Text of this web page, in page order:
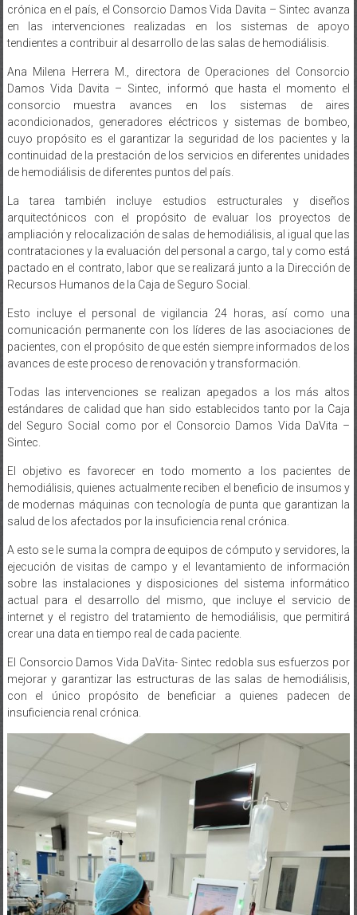
crónica en el país, el Consorcio Damos Vida Davita – Sintec avanza
en las intervenciones realizadas en los sistemas de apoyo
tendientes a contribuir al desarrollo de las salas de hemodiálisis.
Ana Milena Herrera M., directora de Operaciones del Consorcio
Damos Vida Davita – Sintec, informó que hasta el momento el
consorcio muestra avances en los sistemas de aires
acondicionados, generadores eléctricos y sistemas de bombeo,
cuyo propósito es el garantizar la seguridad de los pacientes y la
continuidad de la prestación de los servicios en diferentes unidades
de hemodiálisis de diferentes puntos del país.
La tarea también incluye estudios estructurales y diseños
arquitectónicos con el propósito de evaluar los proyectos de
ampliación y relocalización de salas de hemodiálisis, al igual que las
contrataciones y la evaluación del personal a cargo, tal y como está
pactado en el contrato, labor que se realizará junto a la Dirección de
Recursos Humanos de la Caja de Seguro Social.
Esto incluye el personal de vigilancia 24 horas, así como una
comunicación permanente con los líderes de las asociaciones de
pacientes, con el propósito de que estén siempre informados de los
avances de este proceso de renovación y transformación.
Todas las intervenciones se realizan apegados a los más altos
estándares de calidad que han sido establecidos tanto por la Caja
del Seguro Social como por el Consorcio Damos Vida DaVita –
Sintec.
El objetivo es favorecer en todo momento a los pacientes de
hemodiálisis, quienes actualmente reciben el beneficio de insumos y
de modernas máquinas con tecnología de punta que garantizan la
salud de los afectados por la insuficiencia renal crónica.
A esto se le suma la compra de equipos de cómputo y servidores, la
ejecución de visitas de campo y el levantamiento de información
sobre las instalaciones y disposiciones del sistema informático
actual para el desarrollo del mismo, que incluye el servicio de
internet y el registro del tratamiento de hemodiálisis, que permitirá
crear una data en tiempo real de cada paciente.
El Consorcio Damos Vida DaVita- Sintec redobla sus esfuerzos por
mejorar y garantizar las estructuras de las salas de hemodiálisis,
con el único propósito de beneficiar a quienes padecen de
insuficiencia renal crónica.